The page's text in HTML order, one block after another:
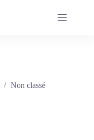
Non classé